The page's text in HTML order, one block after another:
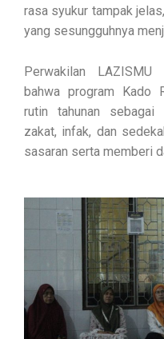
rasa syukur tampak
yang sesungguhnya
Perwakilan LAZISMU
bahwa program Kado
rutin tahunan sebagai
zakat, infak, dan
sasaran serta memberi